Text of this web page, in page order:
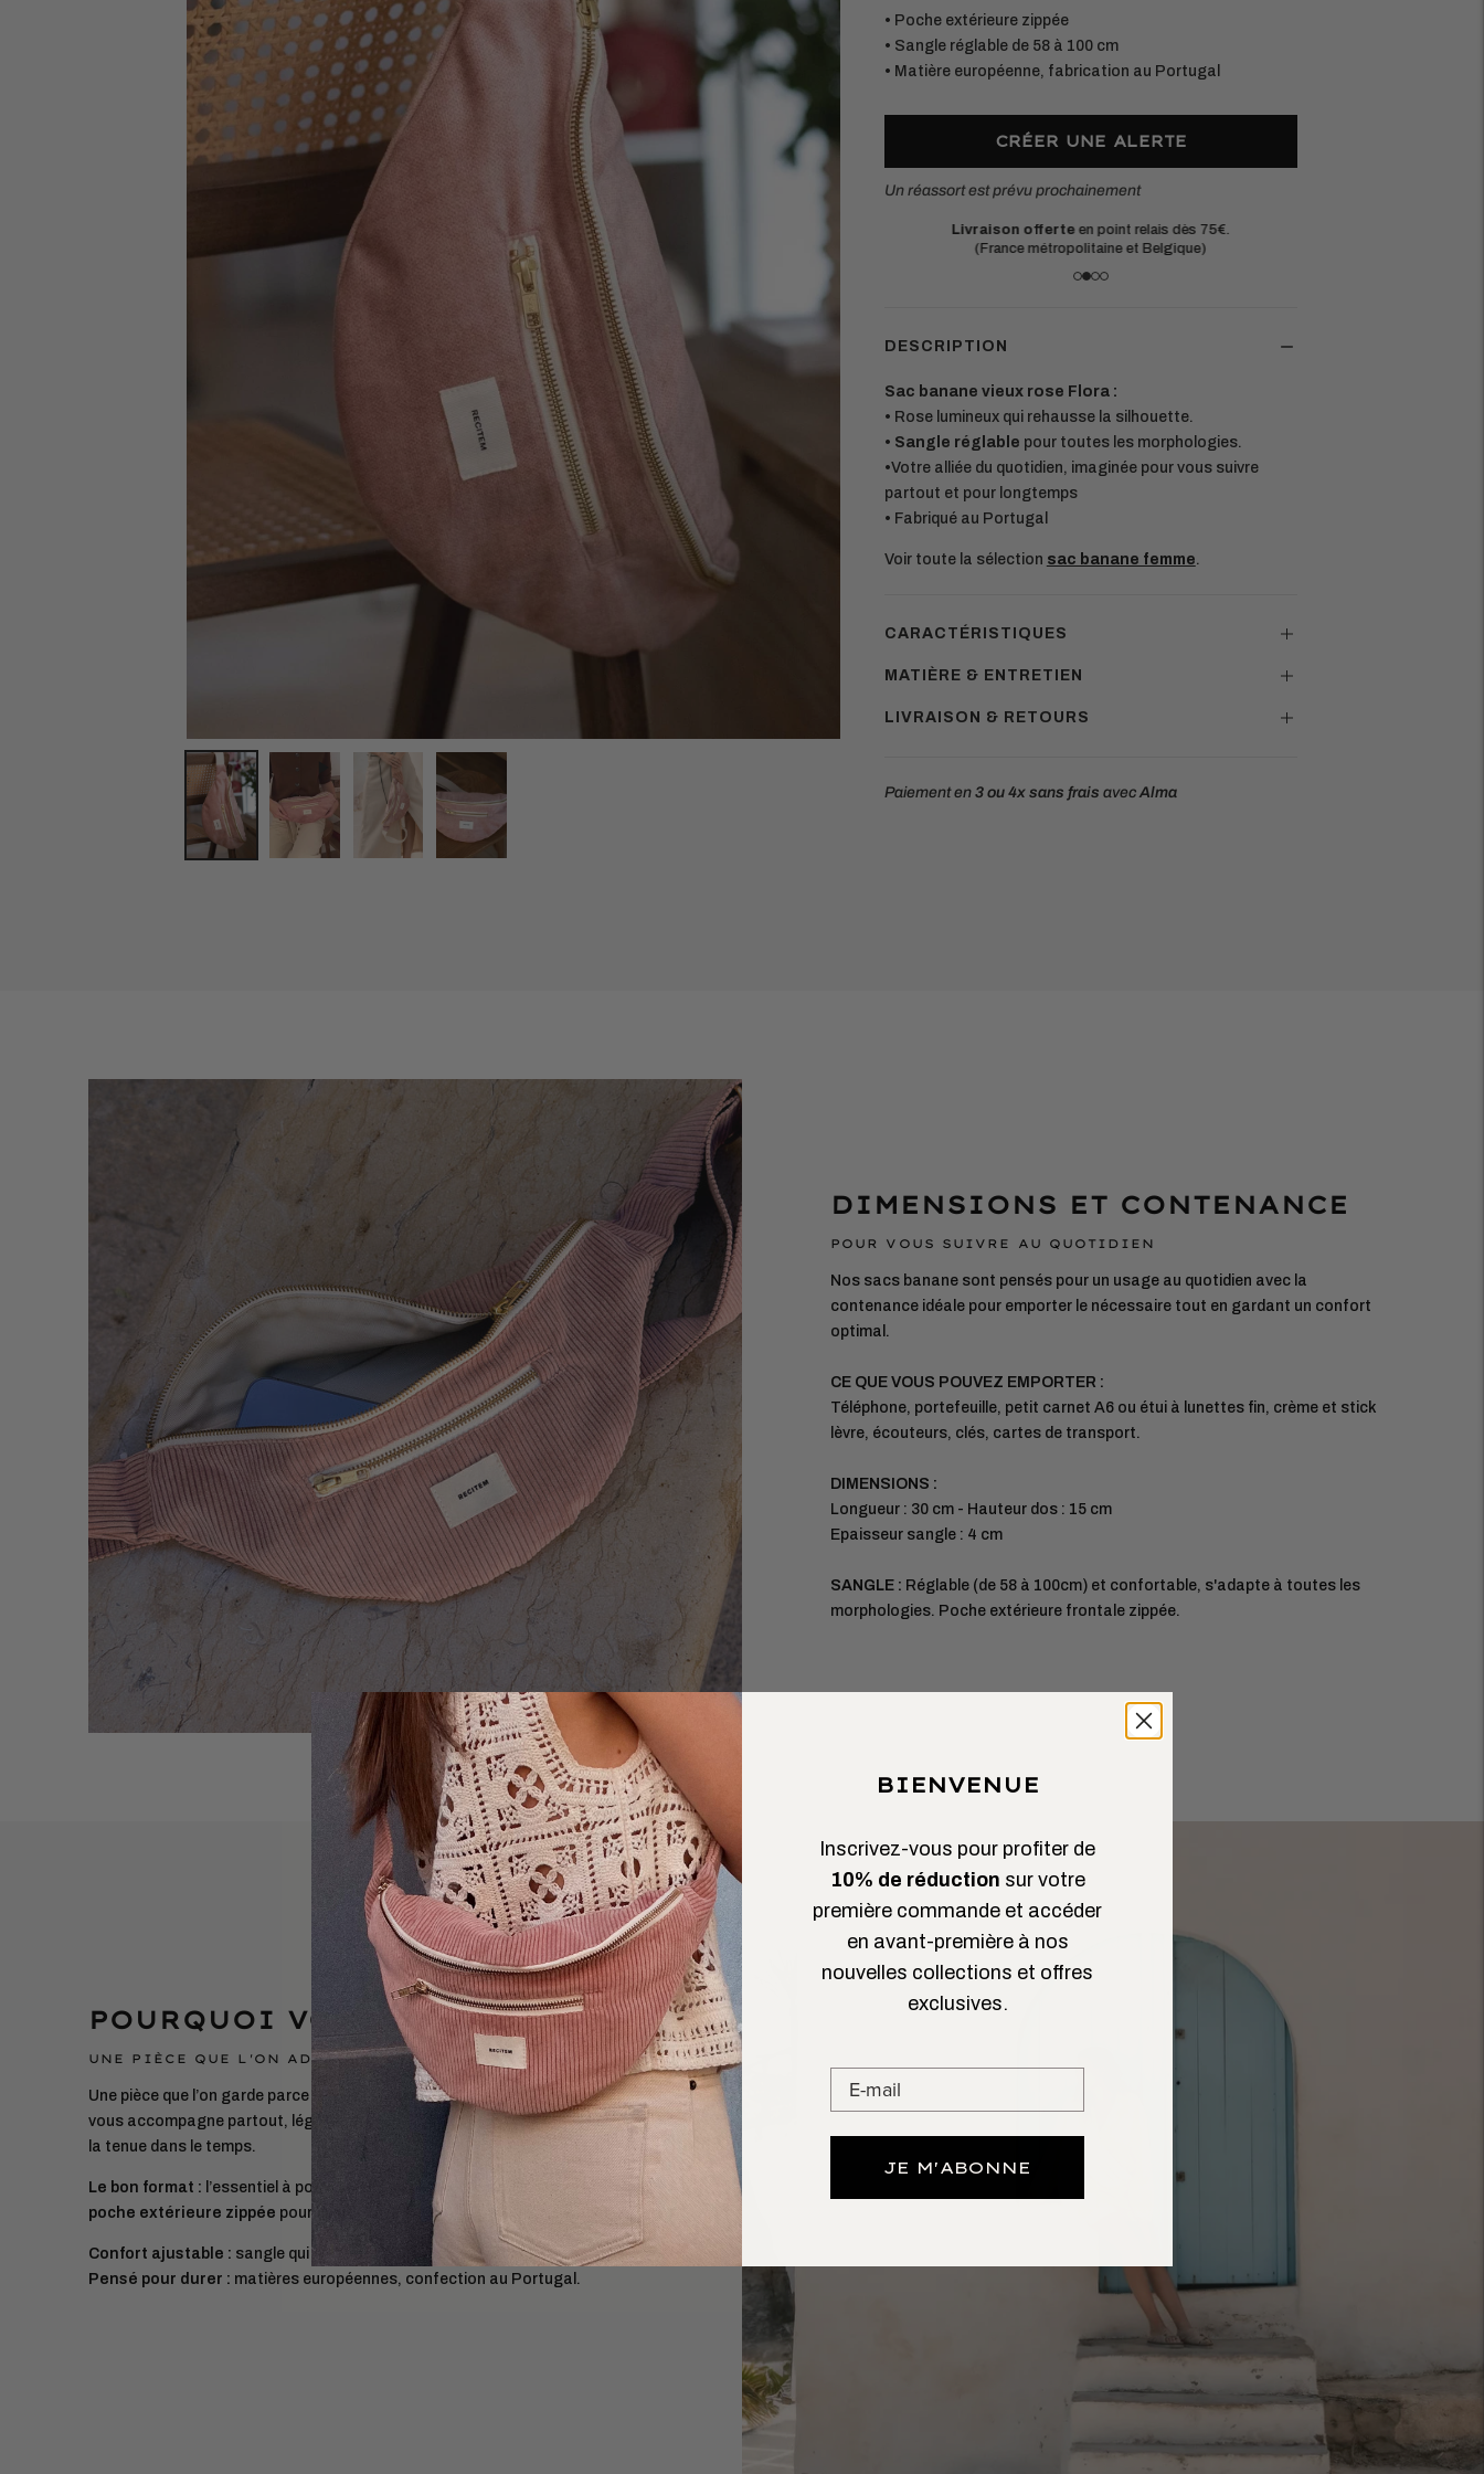
• Poche extérieure zippée
• Sangle réglable de 58 à 100 cm
• Matière européenne, fabrication au Portugal
CRÉER UNE ALERTE
Un réassort est prévu prochainement
Votre commande sera expédiée :
Retours simplessous 14 jours
Livraison offerte
(France métropolitaine et Belgique)
Matières européennes durables.
Chaque pièce est conçue pour durer
DESCRIPTION
Sac banane vieux rose Flora :
• Rose lumineux qui rehausse la silhouette.
• Sangle réglable pour toutes les morphologies.
•Votre alliée du quotidien, imaginée pour vous suivre
partout et pour longtemps
• Fabriqué au Portugal
Voir toute la sélection sac banane femme.
CARACTÉRISTIQUES
MATIÈRE & ENTRETIEN
LIVRAISON & RETOURS
Paiement en 3 ou 4x sans frais avecAlma
DIMENSIONS ET CONTENANCE
POUR VOUS SUIVRE AU QUOTIDIEN
Nos sacs banane sont pensés pour un usage au quotidien avec la
contenance idéale pour emporter le nécessaire tout en gardant un confort
optimal.
CE QUE VOUS POUVEZ EMPORTER :
Téléphone, portefeuille, petit carnet A6 ou étui à lunettes fin, crème et stick
lèvre, écouteurs, clés, cartes de transport.
DIMENSIONS :
Longueur : 30 cm - Hauteur dos : 15 cm
Epaisseur sangle : 4 cm
SANGLE : Réglable (de 58 à 100cm) et confortable, s'adapte à toutes les
morphologies. Poche extérieure frontale zippée.
POURQUOI VOUS ALLEZ L’AIMER
UNE PIÈCE QUE L'ON ADOPTE ET QUE L'ON GARDE
Une pièce que l’on garde parce qu’elle facilite le quotidien. Lesac banane
vous accompagne partout, léger et pratique, sans compromis sur le style ni
la tenue dans le temps.
Le bon format : l’essentiel à portée (téléphone, porte-cartes, clés) avec
poche extérieure zippée pour un accès rapide.
Confort ajustable : sangle qui s’adapte à toutes les morphologies.
Pensé pour durer : matières européennes, confection au Portugal.
BIENVENUE
Inscrivez-vous pour profiter de
10% de réduction sur votre
première commande et accéder
en avant-première à nos
nouvelles collections et offres
exclusives.
JE M'ABONNE